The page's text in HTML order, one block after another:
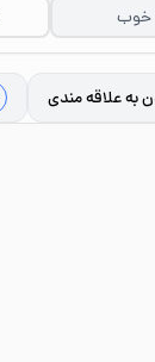
خوب
به علاقه مندی